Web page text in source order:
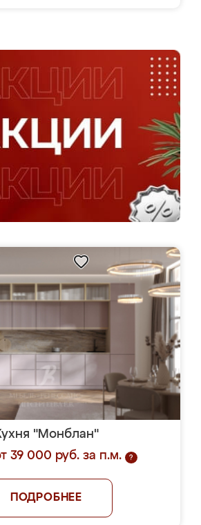
"Монблан"
39 000 руб. за п.м.
?
ПОДРОБНЕЕ